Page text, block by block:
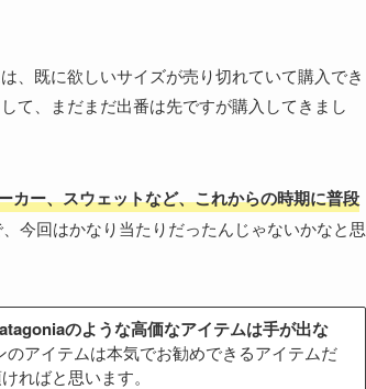
、既に欲しいサイズが売り切れていて購入でき
て、まだまだ出番は先ですが購入してきまし
カー、スウェットなど、これからの時期に普段
今回はかなり当たりだったんじゃないかなと思
のような高価なアイテムは手が出な
アイテムは本気でお勧めできるアイテムだ
ればと思います。